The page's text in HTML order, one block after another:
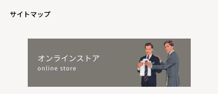
サイトマップ